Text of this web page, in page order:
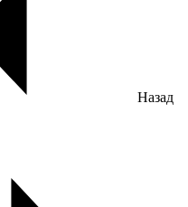
Назад